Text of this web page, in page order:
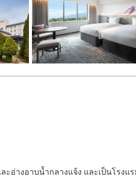
งอาบน้ำกลางแจ้ง และเป็นโรงแร